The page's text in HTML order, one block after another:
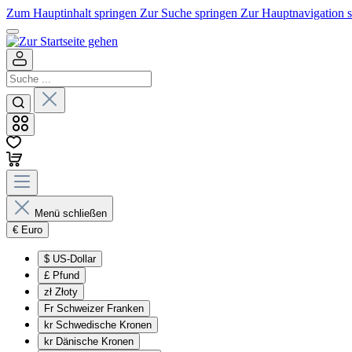
Zum Hauptinhalt springen Zur Suche springen Zur Hauptnavigation
Menü schließen
€ Euro
$ US-Dollar
£ Pfund
zł Złoty
Fr Schweizer Franken
kr Schwedische Kronen
kr Dänische Kronen